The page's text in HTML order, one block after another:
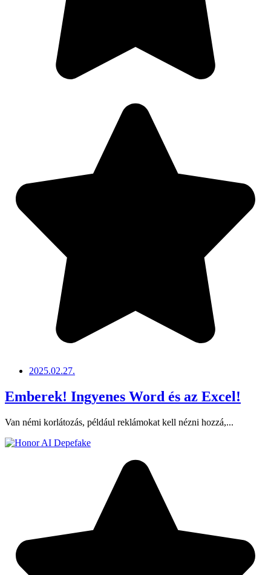
2025.02.27.
Emberek! Ingyenes Word és az Excel!
Van némi korlátozás, például reklámokat kell nézni hozzá,...